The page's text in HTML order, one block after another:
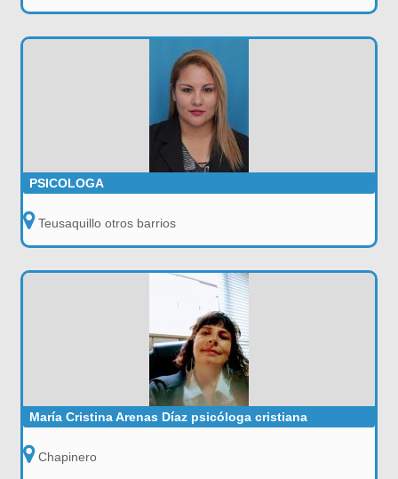
PSICOLOGA
Teusaquillo otros barrios
María Cristina Arenas Díaz psicóloga cristiana
Chapinero